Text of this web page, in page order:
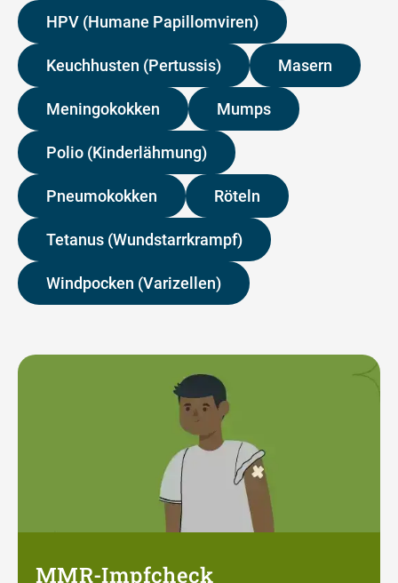
HPV (Humane Papillomviren)
Keuchhusten (Pertussis) Masern
Meningokokken Mumps
Polio (Kinderlähmung)
Pneumokokken Röteln
Tetanus (Wundstarrkrampf)
Windpocken (Varizellen)
MMR-Impfcheck